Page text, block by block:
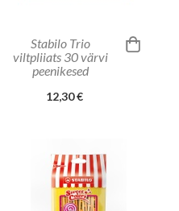
Stabilo Trio
viltpliiats 30 värvi
peenikesed
12,30 €